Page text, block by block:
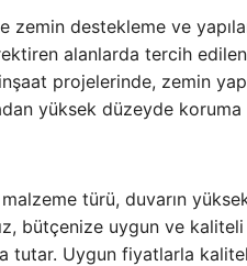
zemin destekleme ve
alanlarda tercih
inşaat projelerinde, zemin
yüksek düzeyde koruma
malzeme türü, duvarın
bütçenize uygun ve
tutar. Uygun fiyatlarla